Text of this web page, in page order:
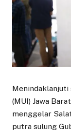
Menindaklanjuti
(MUI) Jawa
menggelar
putra sulung